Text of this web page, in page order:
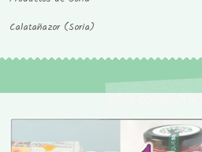
Calatañazor (Soria)